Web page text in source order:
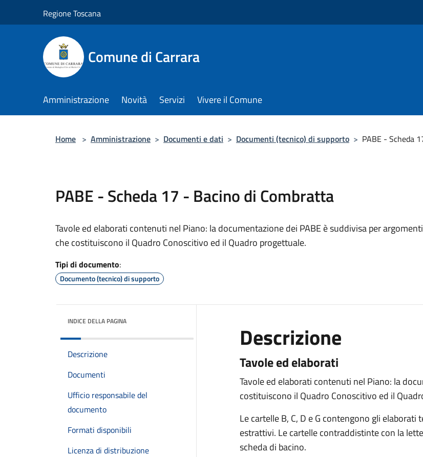
Regione Toscana
Comune di Carrara
Amministrazione Novità Servizi Vivere il Comune
Home > Amministrazione > Documenti e dati > Documenti (tecnico) di supporto > PABE - Scheda
PABE - Scheda 17 - Bacino di Combratta
Tavole ed elaborati contenuti nel Piano: la documentazione dei PABE è suddivisa per argomenti
che costituiscono il Quadro Conoscitivo ed il Quadro progettuale.
Tipi di documento:
Documento (tecnico) di supporto
INDICE DELLA PAGINA
Descrizione
Documenti
Ufficio responsabile del
documento
Formati disponibili
Licenza di distribuzione
Descrizione
Tavole ed elaborati
Tavole ed elaborati contenuti nel Piano: la
costituiscono il Quadro Conoscitivo ed il
Le cartelle B, C, D e G contengono gli
estrattivi. Le cartelle contraddistinte con la
scheda di bacino.